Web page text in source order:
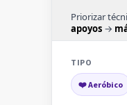
Priorizar
apoyos →
❤️ Aeróbico